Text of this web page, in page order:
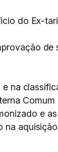
do Ex-
de
na
e
na